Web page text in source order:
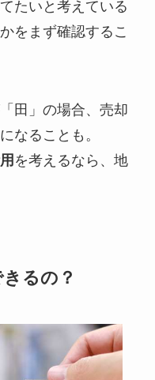
たいと考えている
をまず確認するこ
田」の場合、売却
なることも。
を考えるなら、地
るの？